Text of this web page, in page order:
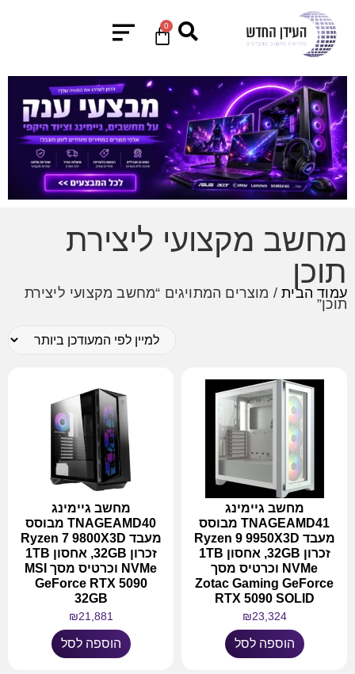
0
מחשב מקצועי ליצירת
תוכן
עמוד הבית/ מוצרים המתויגים “מחשב מקצועי ליצירת
תוכן”
מחשב גיימינג
TNAGEAMD41 מבוסס
מעבד Ryzen 9 9950X3D
זכרון 32GB, אחסון 1TB
NVMe וכרטיס מסך
Zotac Gaming GeForce
RTX 5090 SOLID
₪23,324
הוספה לסל
מחשב גיימינג
TNAGEAMD40 מבוסס
מעבד Ryzen 7 9800X3D
זכרון 32GB, אחסון 1TB
NVMe וכרטיס מסך MSI
GeForce RTX 5090
32GB
₪21,881
הוספה לסל